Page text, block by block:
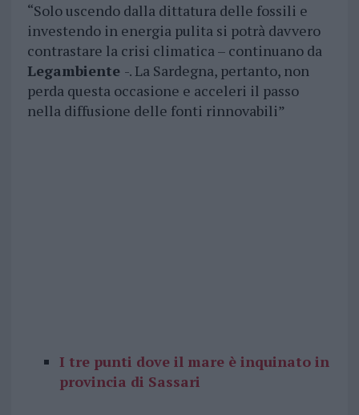
“Solo uscendo dalla dittatura delle fossili e
investendo in energia pulita si potrà davvero
contrastare la crisi climatica – continuano da
Legambiente -. La Sardegna, pertanto, non
perda questa occasione e acceleri il passo
nella diffusione delle fonti rinnovabili”
I tre punti dove il mare è inquinato in
provincia di Sassari